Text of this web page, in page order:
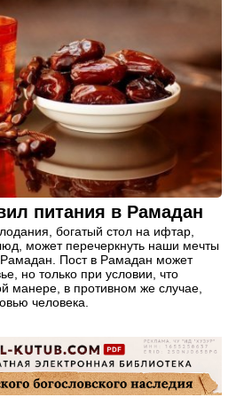
питания в Рамадан
богатый стол на ифтар,
может перечеркнуть наши мечты
Пост в Рамадан может
но только при условии, что
манере, в противном же случае,
человека.